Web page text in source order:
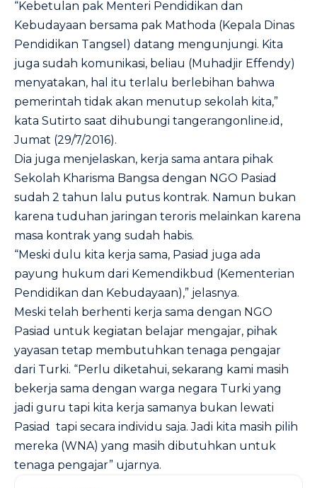
“Kebetulan pak Menteri Pendidikan dan
Kebudayaan bersama pak Mathoda (Kepala Dinas
Pendidikan Tangsel) datang mengunjungi. Kita
juga sudah komunikasi, beliau (Muhadjir Effendy)
menyatakan, hal itu terlalu berlebihan bahwa
pemerintah tidak akan menutup sekolah kita,”
kata Sutirto saat dihubungi tangerangonline.id,
Jumat (29/7/2016).
Dia juga menjelaskan, kerja sama antara pihak
Sekolah Kharisma Bangsa dengan NGO Pasiad
sudah 2 tahun lalu putus kontrak. Namun bukan
karena tuduhan jaringan teroris melainkan karena
masa kontrak yang sudah habis.
“Meski dulu kita kerja sama, Pasiad juga ada
payung hukum dari Kemendikbud (Kementerian
Pendidikan dan Kebudayaan),” jelasnya.
Meski telah berhenti kerja sama dengan NGO
Pasiad untuk kegiatan belajar mengajar, pihak
yayasan tetap membutuhkan tenaga pengajar
dari Turki. “Perlu diketahui, sekarang kami masih
bekerja sama dengan warga negara Turki yang
jadi guru tapi kita kerja samanya bukan lewati
Pasiad tapi secara individu saja. Jadi kita masih pilih
mereka (WNA) yang masih dibutuhkan untuk
tenaga pengajar” ujarnya.